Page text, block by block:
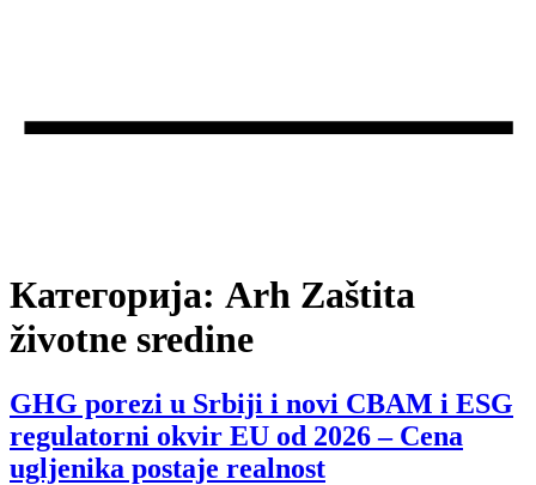
Категорија: Arh Zaštita
životne sredine
GHG porezi u Srbiji i novi CBAM i ESG
regulatorni okvir EU od 2026 – Cena
ugljenika postaje realnost